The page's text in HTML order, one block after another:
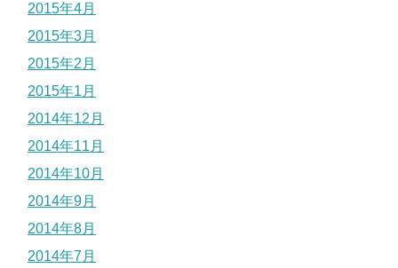
2015年4月
2015年3月
2015年2月
2015年1月
2014年12月
2014年11月
2014年10月
2014年9月
2014年8月
2014年7月